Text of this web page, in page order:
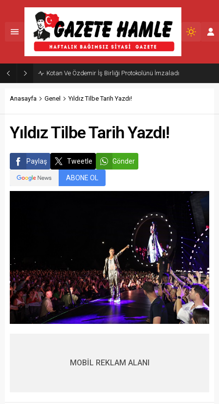
Kotan Ve Özdemir İş Birliği Protokolünü İmzaladı
Anasayfa Genel Yıldız Tilbe Tarih Yazdı!
Yıldız Tilbe Tarih Yazdı!
Paylaş Tweetle Gönder
ABONE OL
MOBİL REKLAM ALANI